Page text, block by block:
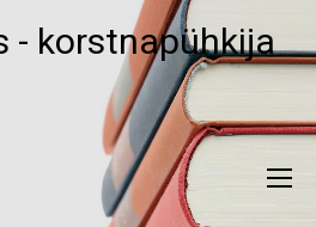
- korstnapühkija